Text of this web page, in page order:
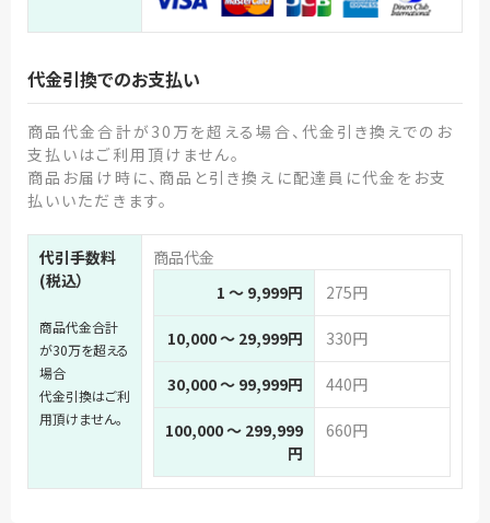
代金引換でのお支払い
商品代金合計が30万を超える場合、代金引き換えでのお
支払いはご利用頂けません。
商品お届け時に、商品と引き換えに配達員に代金をお支
払いいただきます。
代引手数料
(税込）
商品代金合計
が30万を超える
場合
代金引換はご利
用頂けません。
商品代金
1 ～ 9,999円
275円
10,000 ～ 29,999円 330円
30,000 ～ 99,999円 440円
100,000 ～ 299,999
円
660円